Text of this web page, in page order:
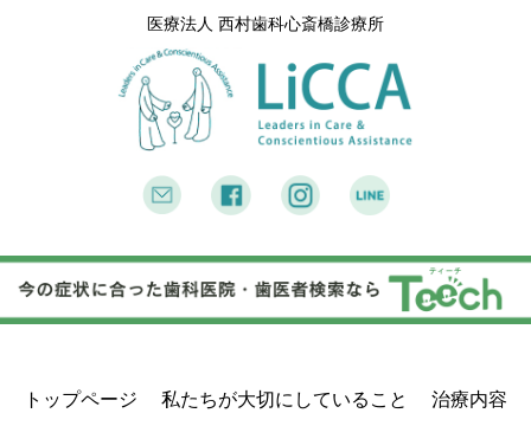
医療法人 西村歯科心斎橋診療所
トップページ 私たちが大切にしていること 治療内容